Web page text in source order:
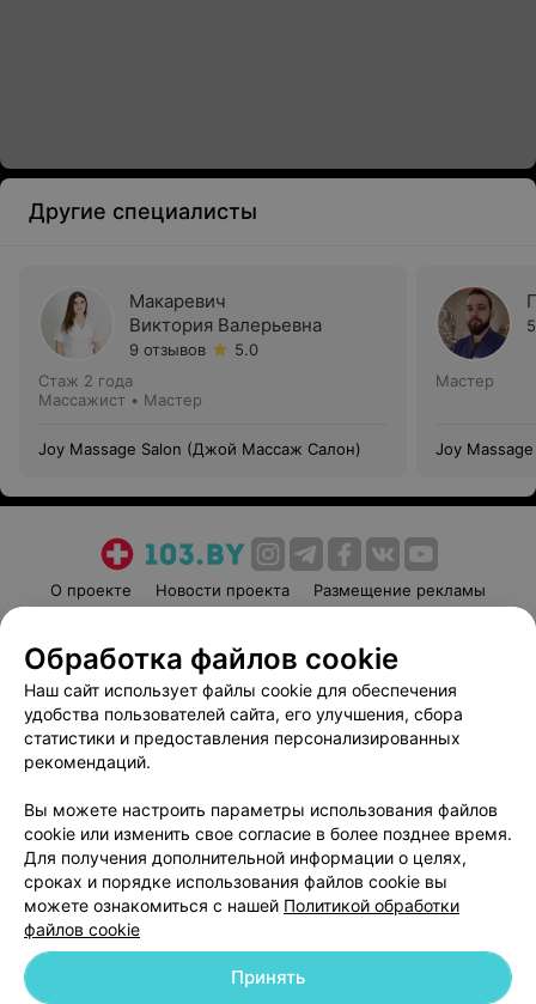
Другие специалисты
Макаревич
Виктория Валерьевна
9 отзывов
5.0
Стаж 2 года
Массажист • Мастер
Joy Massage Salon (Джой Массаж Салон)
Мастер
Joy
О проекте Новости проекта
Размещение рекламы
Пользовательское соглашение
Способы оплаты
Вакансии
Партнеры
Написать руководителю 103.by
Обработка персональных данных
© 2026 ООО «Артокс Лаб», УНП 191700409 | 220012, Республика Беларусь,
Обработка файлов cookie
Наш сайт использует файлы cookie для обеспечения
удобства пользователей сайта, его улучшения, сбора
статистики и предоставления персонализированных
рекомендаций.
Вы можете настроить параметры использования файлов
cookie или изменить свое согласие в более позднее время.
Для получения дополнительной информации о целях,
сроках и порядке использования файлов cookie вы
можете ознакомиться с нашей Политикой обработки
файлов cookie
Принять